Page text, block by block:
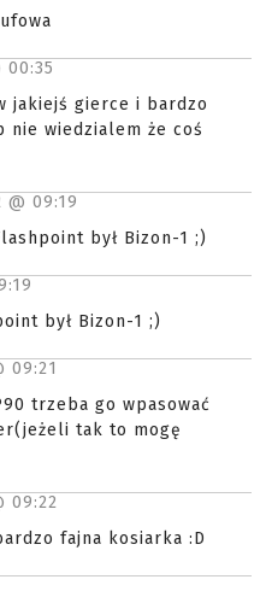
00:35
jakiejś gierce i bardzo
nie wiedzialem że coś
@ 09:19
był Bizon-1 ;)
był Bizon-1 ;)
09:21
trzeba go wpasować
tak to mogę
09:22
fajna kosiarka :D